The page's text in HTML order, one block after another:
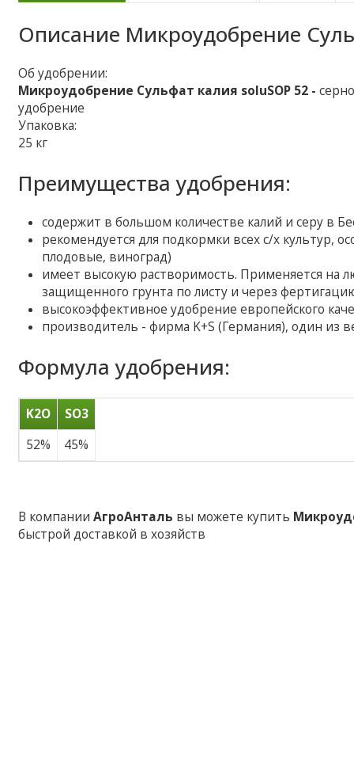
Описание Микроудобрение
Об удобрении:
Микроудобрение Сульфат калия soluSOP 52 -
удобрение
Упаковка:
25 кг
Преимущества удобрения:
содержит в большом количестве калий и серу в
рекомендуется для подкормки всех с/х культур,
плодовые, виноград)
имеет высокую растворимость. Применяется на
защищенного грунта по листу и через
высокоэффективное удобрение европейского
производитель - фирма K+S (Германия), один из
Формула удобрения:
K2O
SO3
52%
45%
В компанииАгроАнталь вы можете купить
быстрой доставкой в хозяйств